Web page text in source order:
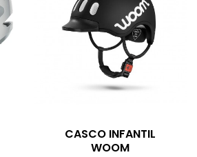
CASCO INFANTIL
WOOM